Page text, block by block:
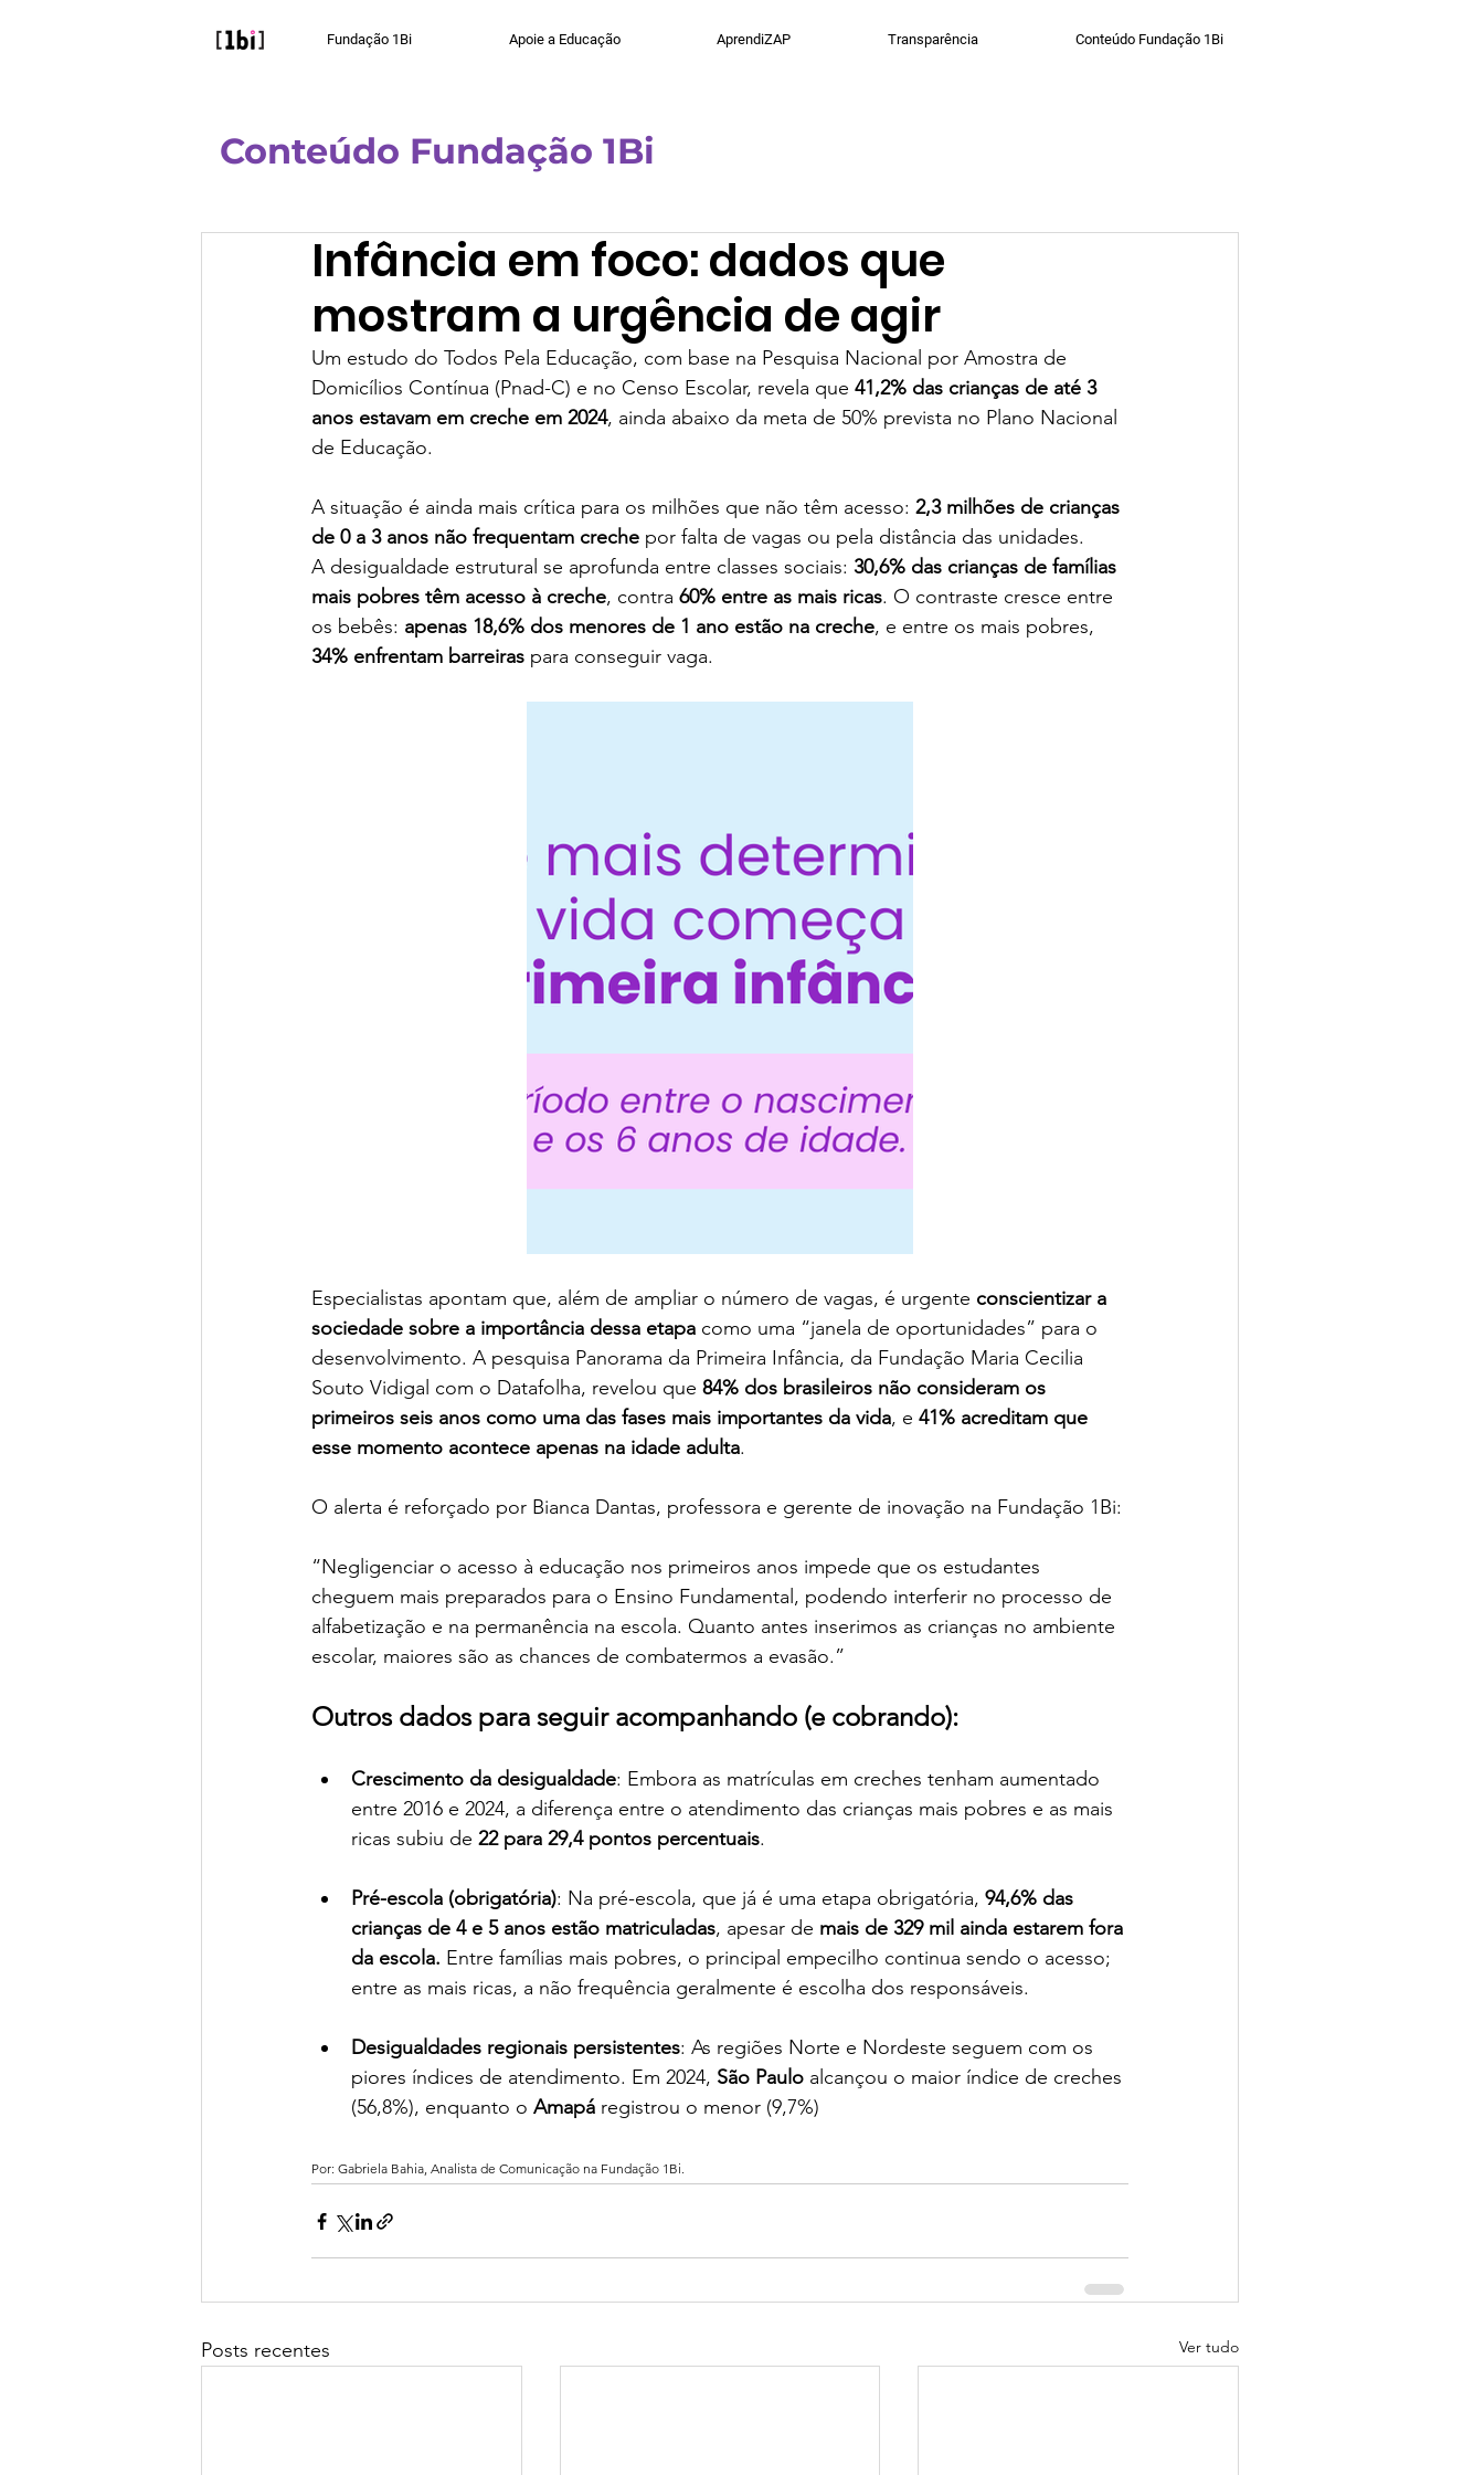
Fundação 1Bi Apoie a Educação AprendiZAP Transparência Conteúdo Fundação 1Bi
All Posts AprendiZAP Potencialize 1Bi Labs
Infância em foco: dados que
mostram a urgência de agir
Um estudo do Todos Pela Educação, com base na Pesquisa Nacional por Amostra de
Domicílios Contínua (Pnad-C) e no Censo Escolar, revela que 41,2% das crianças de até 3
anos estavam em creche em 2024, ainda abaixo da meta de 50% prevista no Plano Nacional
de Educação.
A situação é ainda mais crítica para os milhões que não têm acesso: 2,3 milhões de crianças
de 0 a 3 anos não frequentam creche por falta de vagas ou pela distância das unidades.
A desigualdade estrutural se aprofunda entre classes sociais: 30,6% das crianças de famílias
mais pobres têm acesso à creche, contra 60% entre as mais ricas. O contraste cresce entre
os bebês: apenas 18,6% dos menores de 1 ano estão na creche, e entre os mais pobres,
34% enfrentam barreiras para conseguir vaga.
Especialistas apontam que, além de ampliar o número de vagas, é urgente conscientizar a
sociedade sobre a importância dessa etapa como uma “janela de oportunidades” para o
desenvolvimento. A pesquisa Panorama da Primeira Infância, da Fundação Maria Cecilia
Souto Vidigal com o Datafolha, revelou que 84% dos brasileiros não consideram os
primeiros seis anos como uma das fases mais importantes da vida, e 41% acreditam que
esse momento acontece apenas na idade adulta.
O alerta é reforçado por Bianca Dantas, professora e gerente de inovação na Fundação 1Bi:
“Negligenciar o acesso à educação nos primeiros anos impede que os estudantes
cheguem mais preparados para o Ensino Fundamental, podendo interferir no processo de
alfabetização e na permanência na escola. Quanto antes inserimos as crianças no ambiente
escolar, maiores são as chances de combatermos a evasão.”
Outros dados para seguir acompanhando (e cobrando):
Crescimento da desigualdade: Embora as matrículas em creches tenham aumentado
entre 2016 e 2024, a diferença entre o atendimento das crianças mais pobres e as mais
ricas subiu de 22 para 29,4 pontos percentuais.
Pré-escola (obrigatória): Na pré-escola, que já é uma etapa obrigatória, 94,6% das
crianças de 4 e 5 anos estão matriculadas, apesar de mais de 329 mil ainda estarem fora
da escola. Entre famílias mais pobres, o principal empecilho continua sendo o acesso;
entre as mais ricas, a não frequência geralmente é escolha dos responsáveis.
Desigualdades regionais persistentes: As regiões Norte e Nordeste seguem com os
piores índices de atendimento. Em 2024, São Paulo alcançou o maior índice de creches
(56,8%), enquanto o Amapá registrou o menor (9,7%)
Por: Gabriela Bahia, Analista de Comunicação na Fundação 1Bi.
Posts recentes Ver tudo
Conteúdo Fundação 1Bi